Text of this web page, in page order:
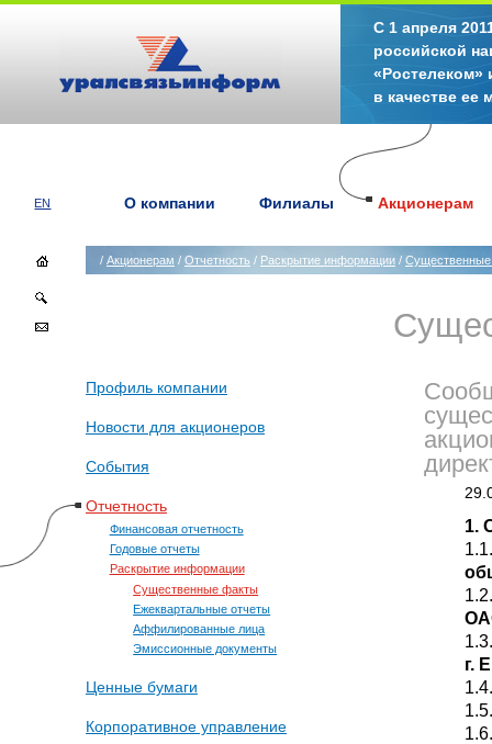
С 1 апреля
российской
«Ростелеком»
в качестве ее
EN О компании Филиалы Акционерам
/ Акционерам / Отчетность / Раскрытие информации /
Профиль компании
Новости для акционеров
События
Отчетность
Финансовая отчетность
Годовые отчеты
Раскрытие информации
Существенные факты
Ежеквартальные отчеты
Аффилированные лица
Эмиссионные документы
Ценные бумаги
Корпоративное управление
1.
г.